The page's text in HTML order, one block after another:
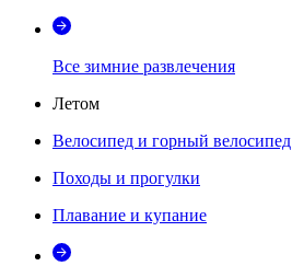
Все зимние развлечения
Летом
Велосипед и горный велосипед
Походы и прогулки
Плавание и купание